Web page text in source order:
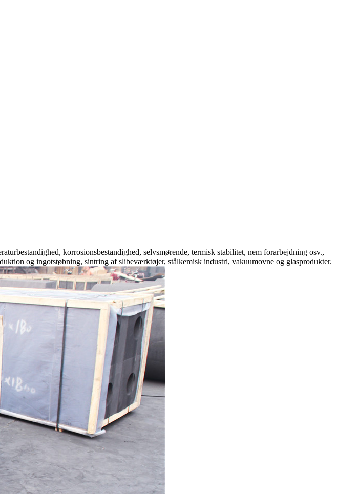
korrosionsbestandighed, selvsmørende, termisk stabilitet, nem forarbejdning osv.,
og ingotstøbning, sintring af slibeværktøjer, stålkemisk industri, vakuumovne og glasprodukter.